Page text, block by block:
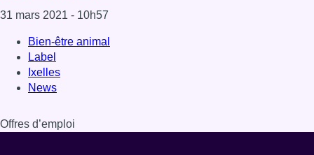
31 mars 2021 - 10h57
Bien-être animal
Label
Ixelles
News
Offres d’emploi